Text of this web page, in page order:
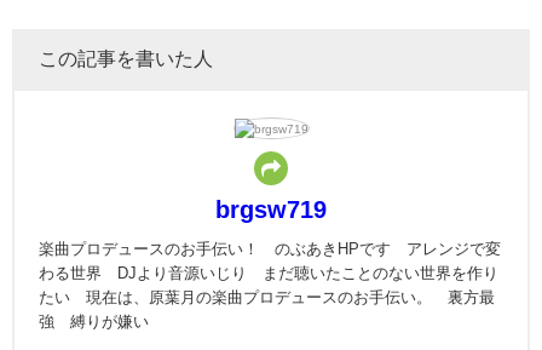
この記事を書いた人
brgsw719
楽曲プロデュースのお手伝い！ のぶあきHPです アレンジで変
わる世界 DJより音源いじり まだ聴いたことのない世界を作り
たい 現在は、原葉月の楽曲プロデュースのお手伝い。 裏方最
強 縛りが嫌い